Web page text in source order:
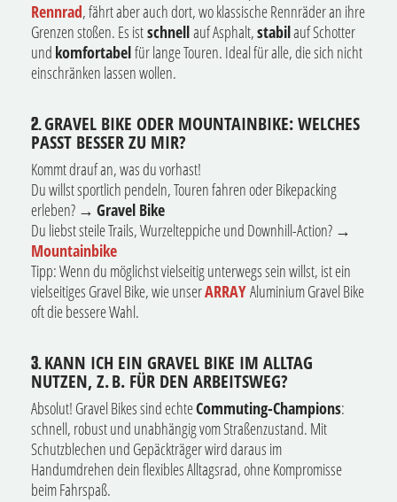
Rennrad, fährt aber auch dort, wo klassische Rennräder an ihre
Grenzen stoßen. Es istschnellauf Asphalt,stabilauf Schotter
und komfortabelfür lange Touren. Ideal für alle, die sich nicht
einschränken lassen wollen.
2.GRAVEL BIKE ODER MOUNTAINBIKE: WELCHES
PASST BESSER ZU MIR?
Kommt drauf an, was du vorhast!
Du willst sportlich pendeln, Touren fahren oder Bikepacking
erleben? → Gravel Bike
Du liebst steile Trails, Wurzelteppiche und Downhill-Action? →
Mountainbike
Tipp: Wenn du möglichst vielseitig unterwegs sein willst, ist ein
vielseitiges Gravel Bike, wie unserARRAYAluminium Gravel Bike
oft die bessere Wahl.
3. KANN ICH EIN GRAVEL BIKE IM ALLTAG
NUTZEN, Z. B. FÜR DEN ARBEITSWEG?
Absolut! Gravel Bikes sind echteCommuting-Champions:
schnell, robust und unabhängig vom Straßenzustand. Mit
Schutzblechen und Gepäckträger wird daraus im
Handumdrehen dein flexibles Alltagsrad, ohne Kompromisse
beim Fahrspaß.